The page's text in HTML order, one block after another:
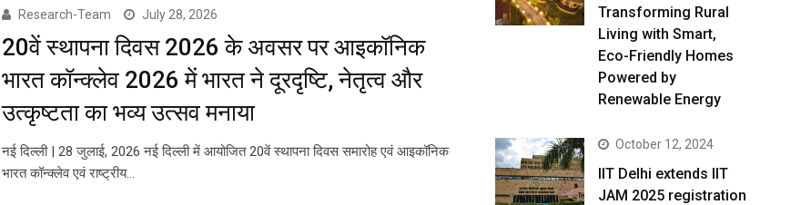
Research-Team July 28, 2026
20वें स्थापना दिवस 2026 के अवसर पर आइकॉनिक
भारत कॉन्क्लेव 2026 में भारत ने दूरदृष्टि, नेतृत्व और
उत्कृष्टता का भव्य उत्सव मनाया
नई दिल्ली | 28 जुलाई, 2026 नई दिल्ली में आयोजित 20वें स्थापना दिवस समारोह एवं आइकॉनिक
भारत कॉन्क्लेव एवं राष्ट्रीय…
Transforming Rural
Living with Smart,
Eco-Friendly Homes
Powered by
Renewable Energy
October 12, 2024
IIT Delhi extends IIT
JAM 2025 registration